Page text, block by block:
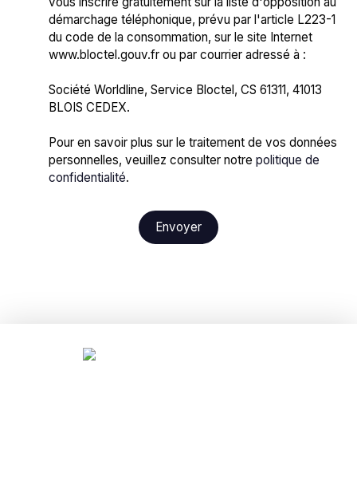
démarchage téléphonique, prévu par l'article L223-1
du code de la consommation, sur le site Internet
www.bloctel.gouv.fr ou par courrier adressé à :
Société Worldline, Service Bloctel, CS 61311, 41013
BLOIS CEDEX.
Pour en savoir plus sur le traitement de vos données
personnelles, veuillez consulter notre politique de
confidentialité.
Envoyer